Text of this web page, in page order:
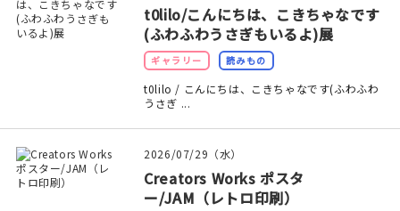
印刷見本
シルクスクリーン
t0lilo/こんにちは、こきちゃなです
(ふわふわうさぎもいるよ)展
ギャラリー 読みもの
t0lilo / こんにちは、こきちゃなです(ふわふわ
うさぎ ...
2026/07/29（水）
Creators Works ポスタ
ー/JAM（レトロ印刷）